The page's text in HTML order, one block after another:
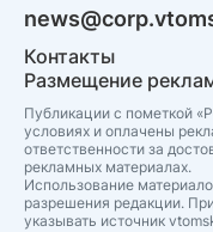
Контакты
Размещение
Публикации с пометкой
условиях и оплачены
ответственности за
рекламных материалах.
Использование
разрешения редакции.
указывать источник